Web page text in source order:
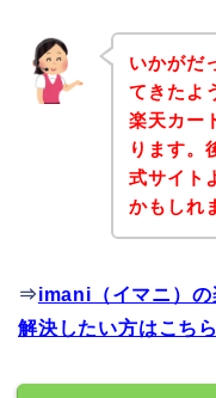
いかがだ
てきたよ
楽天カー
ります。
式サイト
かもしれ
⇒imani（イマニ）の
解決したい方はこちら